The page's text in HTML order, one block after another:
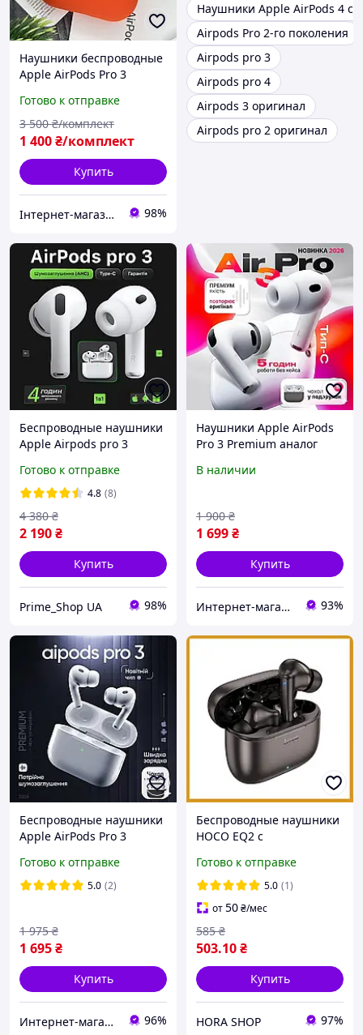
Наушники беспроводные
Apple AirPods Pro 3
шумоподавлением кабель
Type-C Android iPhone и
чехлом в подарок
Готово к отправке
1 400₴/комплект
3 500 ₴/комплект
Купить
Інтернет-магазин Smart Room 98%
Наушники Apple AirPods 4 с
Airpods Pro 2-го поколения
Airpods pro 3
Airpods pro 4
Airpods 3 оригинал
Airpods pro 2 оригинал
Беспроводные наушники
Apple Airpods pro 3
шумоподавлением 100%
ANC full Type C разъем
сенсорное управление
2025 IO
Готово к отправке
4.8 (8)
2 190₴
4 380 ₴
Купить
Prime_Shop UA 98%
Наушники Apple AirPods
Pro 3 Premium аналог
шумоподавление ANC
JieLi
В наличии
1 699₴
1 900 ₴
Купить
Интернет-магазин "Техно Маркет" 93%
Беспроводные наушники
Apple AirPods Pro 3
TWS с шумоподавлением,
адаптивный режим, чип
Готово к отправке
5.0 (2)
1 695₴
1 975 ₴
Купить
Интернет-магазин Top Shop 96%
Беспроводные наушники
HOCO EQ2 с
мощным басом,
вакуумные блютуз
вкладыши в стиле AirPods
Pro
Готово к отправке
5.0 (1)
от50₴/мес
503.10₴
585 ₴
Купить
HORA SHOP 97%